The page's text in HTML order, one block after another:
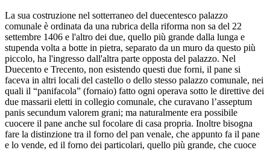
La sua costruzione nel sotterraneo del duecentesco palazzo
comunale è ordinata da una rubrica della riforma non sa del 22
settembre 1406 e l'altro dei due, quello più grande dalla lunga e
stupenda volta a botte in pietra, separato da un muro da questo più
piccolo, ha l'ingresso dall'altra parte opposta del palazzo. Nel
Duecento e Trecento, non esistendo questi due forni, il pane si
faceva in altri locali del castello o dello stesso palazzo comunale, nei
quali il “panifacola” (fornaio) fatto ogni operava sotto le direttive dei
due massarii eletti in collegio comunale, che curavano l’asseptum
panis secundum valorem grani; ma naturalmente era possibile
cuocere il pane anche sul focolare di casa propria. Inoltre bisogna
fare la distinzione tra il forno del pan venale, che appunto fa il pane
e lo vende, ed il forno dei particolari, quello più grande, che cuoce